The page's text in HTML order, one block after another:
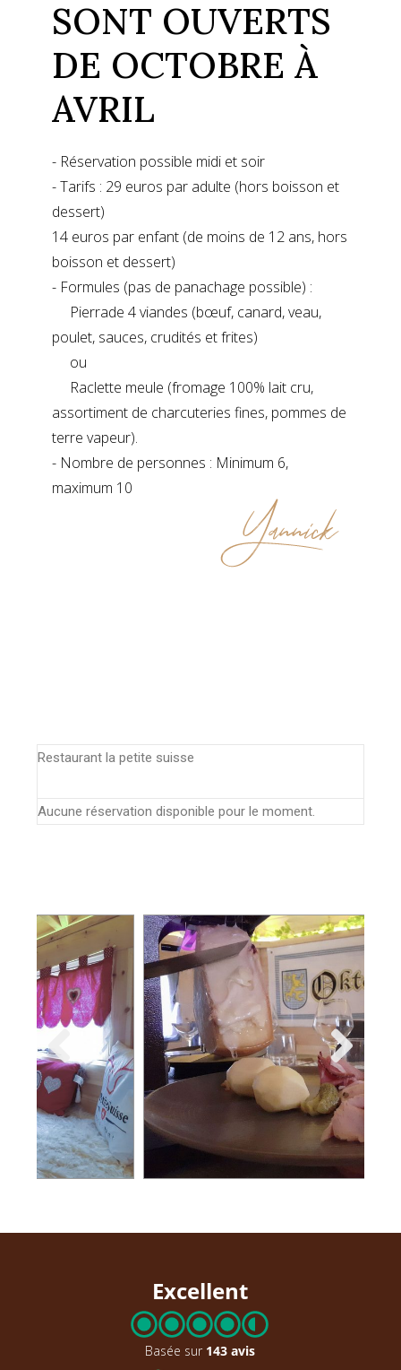
SONT OUVERTS
DE OCTOBRE À
AVRIL
- Réservation possible midi et soir
- Tarifs : 29 euros par adulte (hors boisson et
dessert)
14 euros par enfant (de moins de 12 ans, hors
boisson et dessert)
- Formules (pas de panachage possible) :
Pierrade 4 viandes (bœuf, canard, veau,
poulet, sauces, crudités et frites)
ou
Raclette meule (fromage 100% lait cru,
assortiment de charcuteries fines, pommes de
terre vapeur).
- Nombre de personnes : Minimum 6,
maximum 10
Restaurant la petite suisse
Aucune réservation disponible pour le moment.
Excellent
Basée sur 143 avis